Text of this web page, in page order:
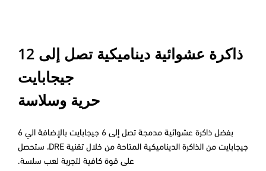
ذاكرة عشوائية ديناميكية تصل إلى 12
جيجابايت
حرية وسلاسة
بفضل ذاكرة عشوائية مدمجة تصل إلى 6 جيجابايت بالإضافة الي 6
جيجابايت من الذاكرة الديناميكية المتاحة من خلال تقنية DRE، ستحصل
على قوة كافية لتجربة لعب سلسة.